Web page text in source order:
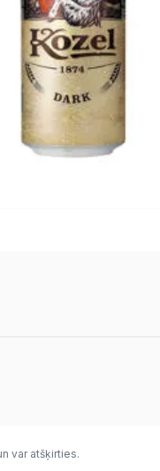
var atšķirties.